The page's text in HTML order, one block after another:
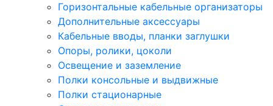
Горизонтальные кабельные организаторы
Дополнительные аксессуары
Кабельные вводы, планки заглушки
Опоры, ролики, цоколи
Освещение и заземление
Полки консольные и выдвижные
Полки стационарные